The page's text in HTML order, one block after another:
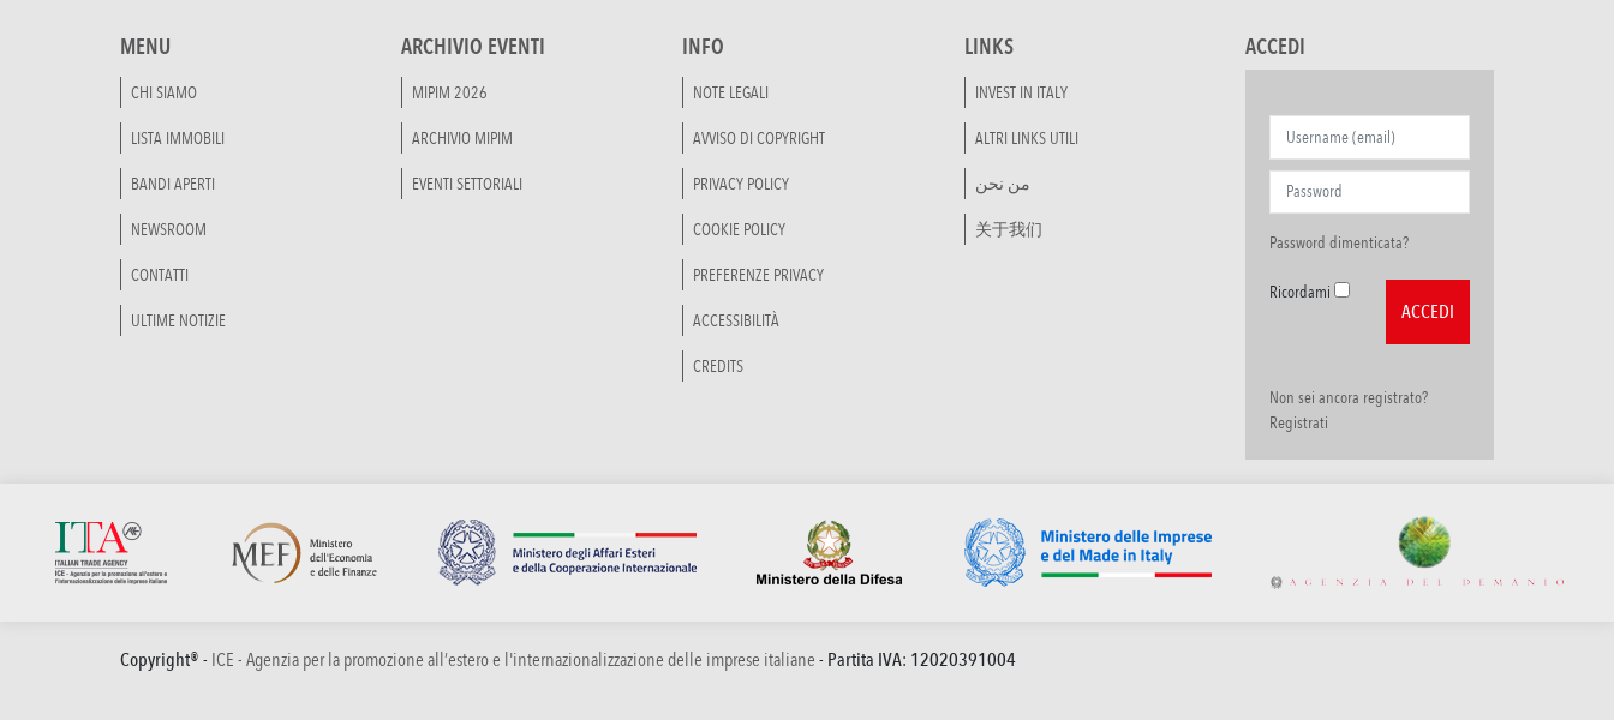
MENU
CHI SIAMO
LISTA IMMOBILI
BANDI APERTI
NEWSROOM
CONTATTI
ULTIME NOTIZIE
ARCHIVIO EVENTI
MIPIM 2026
ARCHIVIO MIPIM
EVENTI SETTORIALI
INFO
NOTE LEGALI
AVVISO DI COPYRIGHT
PRIVACY POLICY
COOKIE POLICY
PREFERENZE PRIVACY
ACCESSIBILITÀ
CREDITS
LINKS
INVEST IN ITALY
ALTRI LINKS UTILI
من نحن
关于我们
ACCEDI
Password dimenticata?
Ricordami
Non sei ancora registrato?
Registrati
Copyright® - ICE - Agenzia per la promozione all’estero e l'internazionalizzazione delle imprese italiane - Partita IVA: 12020391004